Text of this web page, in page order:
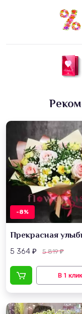
-8%
Прекрасная
5 364 ₽ 5 819₽